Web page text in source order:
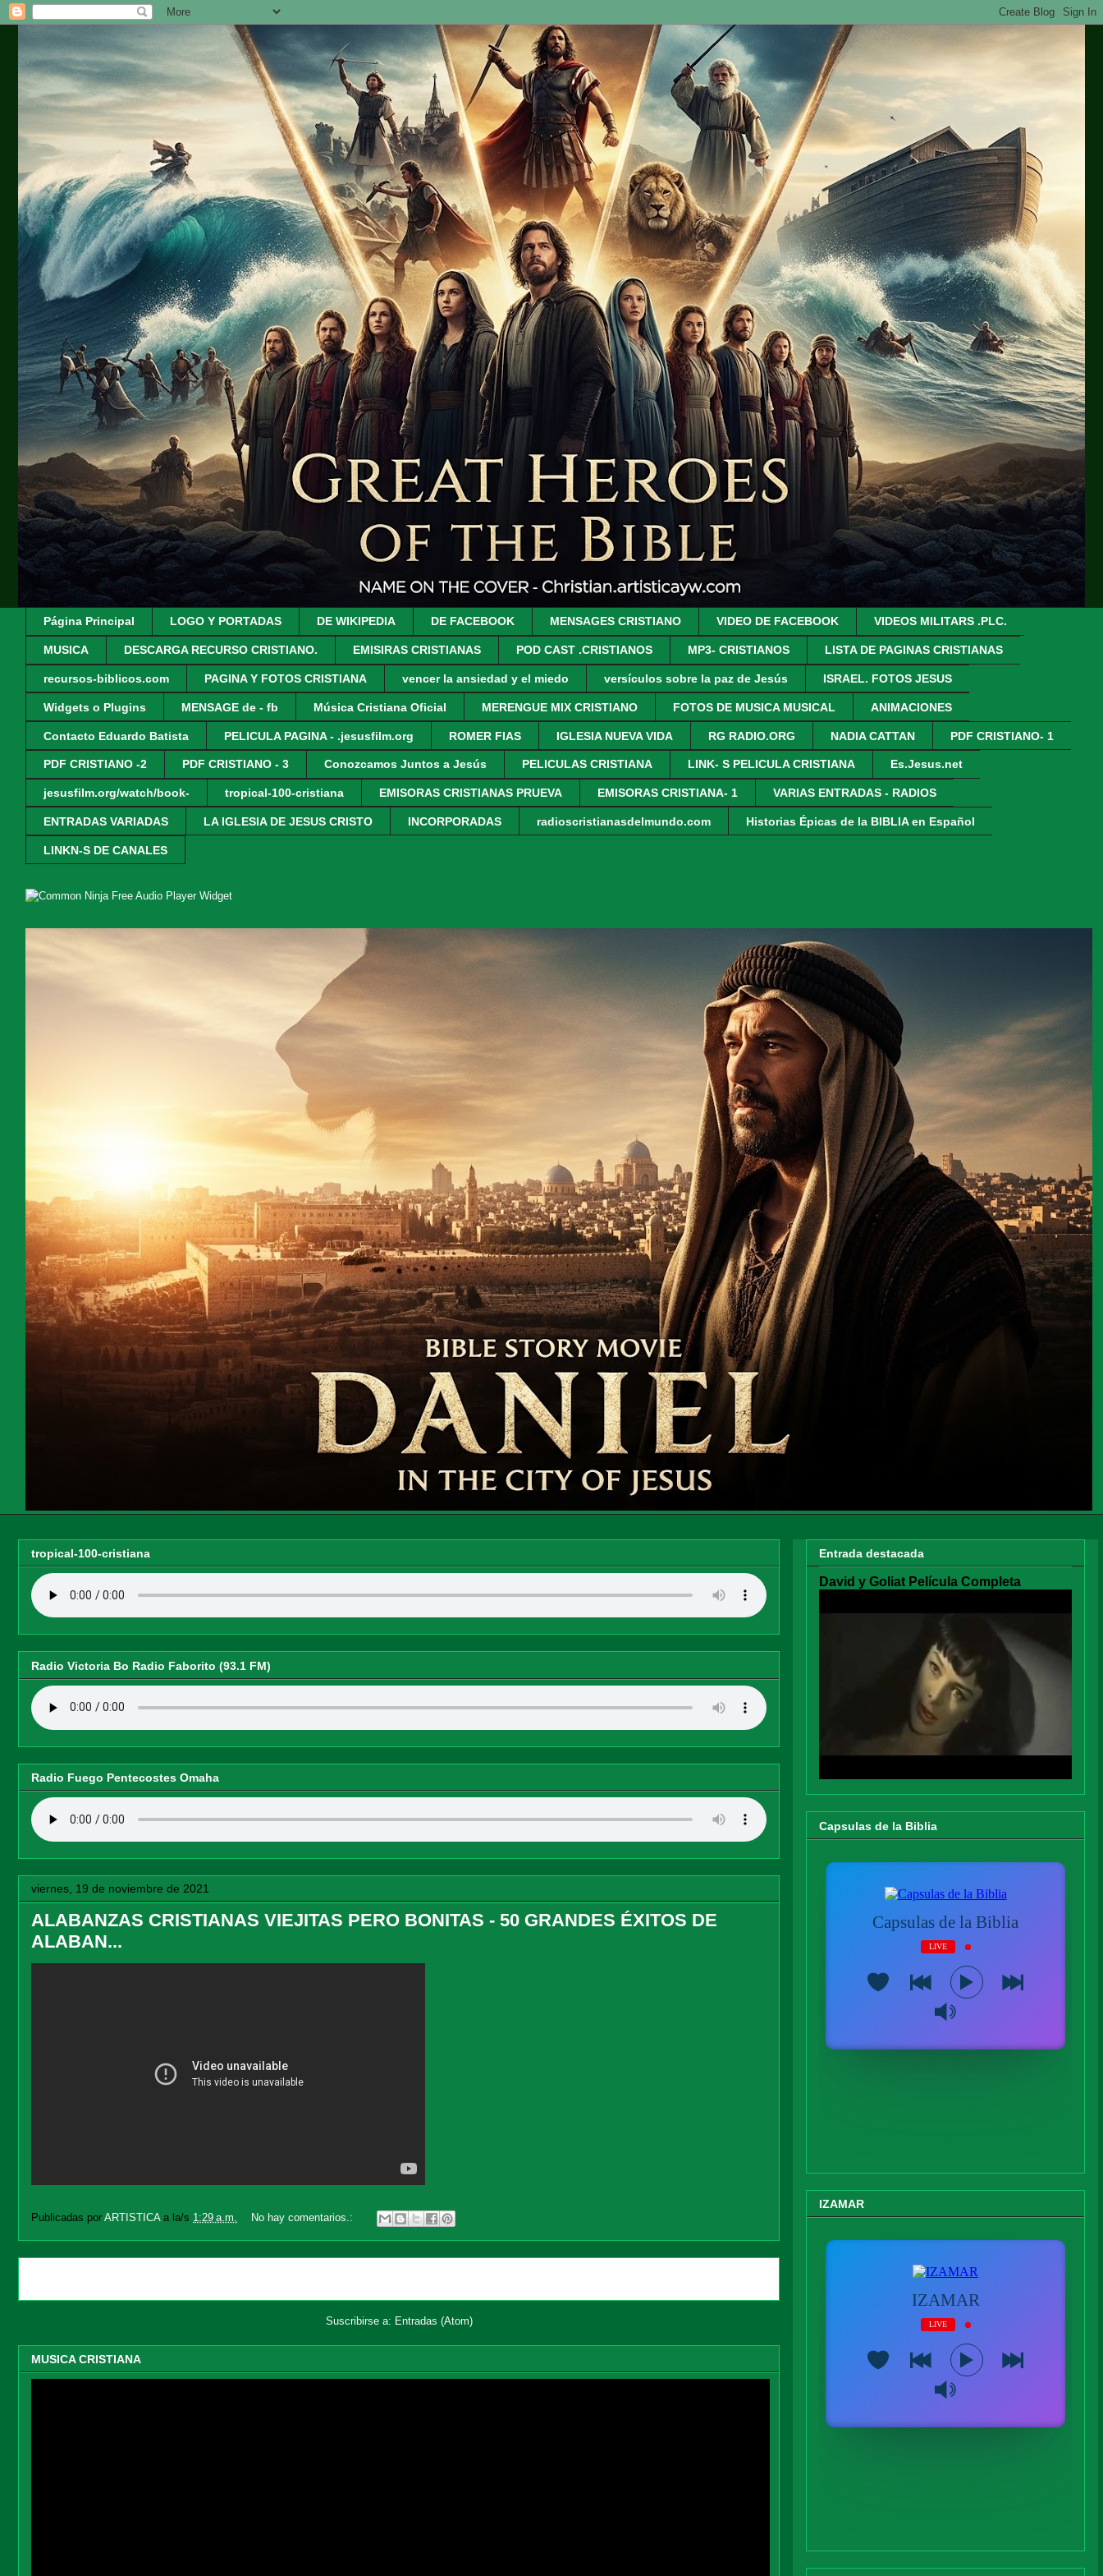
Página Principal LOGO Y PORTADAS DE WIKIPEDIA DE FACEBOOK MENSAGES CRISTIANO VIDEO DE FACEBOOK VIDEOS MILITARS .PLC.
MUSICA DESCARGA RECURSO CRISTIANO. EMISIRAS CRISTIANAS POD CAST .CRISTIANOS MP3- CRISTIANOS LISTA DE PAGINAS CRISTIANAS
recursos-biblicos.com PAGINA Y FOTOS CRISTIANA vencer la ansiedad y el miedo versículos sobre la paz de Jesús ISRAEL. FOTOS JESUS
Widgets o Plugins MENSAGE de - fb Música Cristiana Oficial MERENGUE MIX CRISTIANO FOTOS DE MUSICA MUSICAL ANIMACIONES
Contacto Eduardo Batista PELICULA PAGINA - .jesusfilm.org ROMER FIAS IGLESIA NUEVA VIDA RG RADIO.ORG NADIA CATTAN PDF CRISTIANO- 1
PDF CRISTIANO -2 PDF CRISTIANO - 3 Conozcamos Juntos a Jesús PELICULAS CRISTIANA LINK- S PELICULA CRISTIANA Es.Jesus.net
jesusfilm.org/watch/book- tropical-100-cristiana EMISORAS CRISTIANAS PRUEVA EMISORAS CRISTIANA- 1 VARIAS ENTRADAS - RADIOS
ENTRADAS VARIADAS LA IGLESIA DE JESUS CRISTO INCORPORADAS radioscristianasdelmundo.com Historias Épicas de la BIBLIA en Español
LINKN-S DE CANALES
Free Audio Player Widget
tropical-100-cristiana
Radio Victoria Bo Radio Faborito (93.1 FM)
Radio Fuego Pentecostes Omaha
viernes, 19 de noviembre de 2021
ALABANZAS CRISTIANAS VIEJITAS PERO BONITAS - 50 GRANDES ÉXITOS DE
ALABAN...
Publicadas por ARTISTICA a la/s 1:29 a.m. No hay comentarios.:
Suscribirse a: Entradas (Atom)
MUSICA CRISTIANA
Entrada destacada
David y Goliat Película Completa
Capsulas de la Biblia
IZAMAR